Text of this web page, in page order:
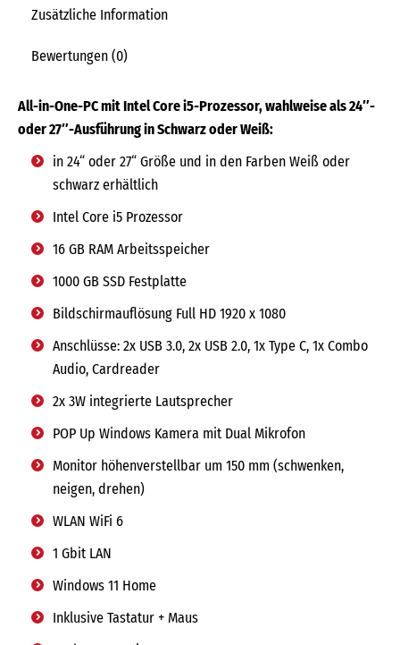
Zusätzliche Information
Bewertungen (0)
All-in-One-PC mit Intel Core i5-Prozessor, wahlweise als 24″-
oder 27″-Ausführung in Schwarz oder Weiß:
in 24“ oder 27“ Größe und in den Farben Weiß oder
schwarz erhältlich
Intel Core i5 Prozessor
16 GB RAM Arbeitsspeicher
1000 GB SSD Festplatte
Bildschirmauflösung Full HD 1920 x 1080
Anschlüsse: 2x USB 3.0, 2x USB 2.0, 1x Type C, 1x Combo
Audio, Cardreader
2x 3W integrierte Lautsprecher
POP Up Windows Kamera mit Dual Mikrofon
Monitor höhenverstellbar um 150 mm (schwenken,
neigen, drehen)
WLAN WiFi 6
1 Gbit LAN
Windows 11 Home
Inklusive Tastatur + Maus